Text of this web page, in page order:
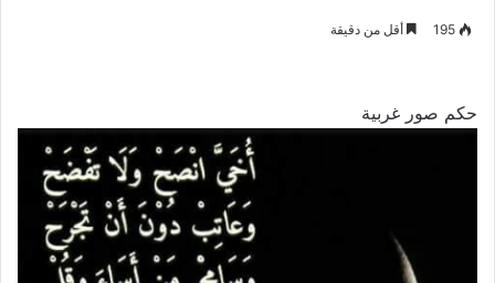
195 أقل من دقيقة
حكم صور غربية